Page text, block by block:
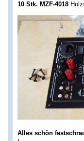
10 Stk. MZF-4018
Alles schön